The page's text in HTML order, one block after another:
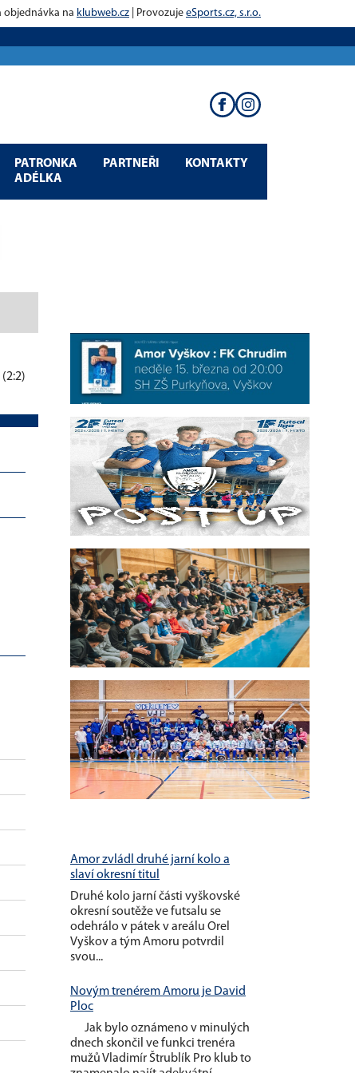
objednávka na klubweb.cz | Provozuje eSports.cz, s.r.o.
PATRONKA
ADÉLKA
PARTNEŘI KONTAKTY
(2:2)
Amor zvládl druhé jarní kolo a
slaví okresní titul
Druhé kolo jarní části vyškovské
okresní soutěže ve futsalu se
odehrálo v pátek v areálu Orel
Vyškov a tým Amoru potvrdil
svou...
Novým trenérem Amoru je David
Ploc
Jak bylo oznámeno v minulých
dnech skončil ve funkci trenéra
mužů Vladimír Štrublík Pro klub to